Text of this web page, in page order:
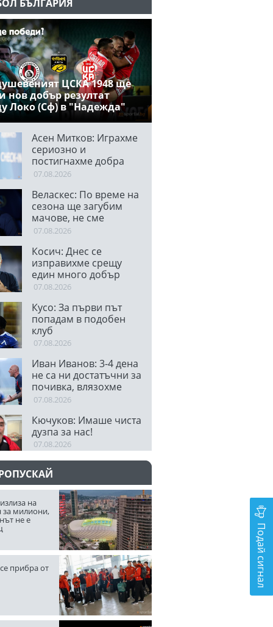
БЪЛГАРИЯ
ЦСКА 1948 ще
нов добър резултат
Локо (Сф) в "Надежда"
Асен Митков: Играхме
сериозно и
постигнахме добра
победа срещу труден
07.08.2026
Веласкес: По време на
сезона ще загубим
мачове, не сме
супергерои
07.08.2026
Косич: Днес се
изправихме срещу
един много добър
отбор
07.08.2026
Кусо: За първи път
попадам в подобен
клуб
07.08.2026
Иван Иванов: 3-4 дена
не са ни достатъчни за
почивка, влязохме
малко уморени
07.08.2026
Кючуков: Имаше чиста
дузпа за нас!
07.08.2026
на
за милиони,
не е
прибра от Подай сигнал